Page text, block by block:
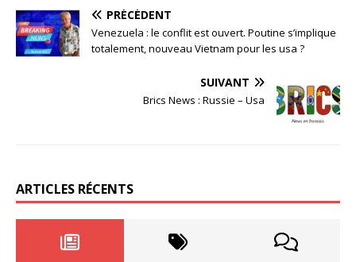
PRÉCÉDENT
Venezuela : le conflit est ouvert. Poutine s’implique
totalement, nouveau Vietnam pour les usa ?
SUIVANT
Brics News : Russie – Usa
ARTICLES RÉCENTS